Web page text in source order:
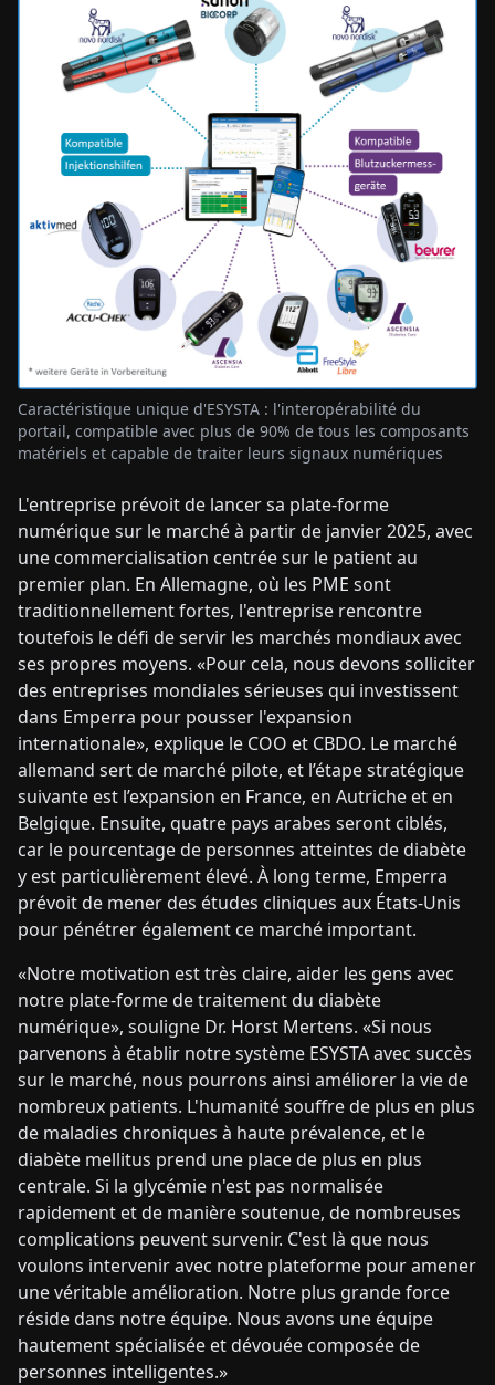
Caractéristique unique d'ESYSTA : l'interopérabilité du
portail, compatible avec plus de 90% de tous les composants
matériels et capable de traiter leurs signaux numériques
L'entreprise prévoit de lancer sa plate-forme
numérique sur le marché à partir de janvier 2025, avec
une commercialisation centrée sur le patient au
premier plan. En Allemagne, où les PME sont
traditionnellement fortes, l'entreprise rencontre
toutefois le défi de servir les marchés mondiaux avec
ses propres moyens. «Pour cela, nous devons solliciter
des entreprises mondiales sérieuses qui investissent
dans Emperra pour pousser l'expansion
internationale», explique le COO et CBDO. Le marché
allemand sert de marché pilote, et l’étape stratégique
suivante est l’expansion en France, en Autriche et en
Belgique. Ensuite, quatre pays arabes seront ciblés,
car le pourcentage de personnes atteintes de diabète
y est particulièrement élevé. À long terme, Emperra
prévoit de mener des études cliniques aux États-Unis
pour pénétrer également ce marché important.
«Notre motivation est très claire, aider les gens avec
notre plate-forme de traitement du diabète
numérique», souligne Dr. Horst Mertens. «Si nous
parvenons à établir notre système ESYSTA avec succès
sur le marché, nous pourrons ainsi améliorer la vie de
nombreux patients. L'humanité souffre de plus en plus
de maladies chroniques à haute prévalence, et le
diabète mellitus prend une place de plus en plus
centrale. Si la glycémie n'est pas normalisée
rapidement et de manière soutenue, de nombreuses
complications peuvent survenir. C'est là que nous
voulons intervenir avec notre plateforme pour amener
une véritable amélioration. Notre plus grande force
réside dans notre équipe. Nous avons une équipe
hautement spécialisée et dévouée composée de
personnes intelligentes.»